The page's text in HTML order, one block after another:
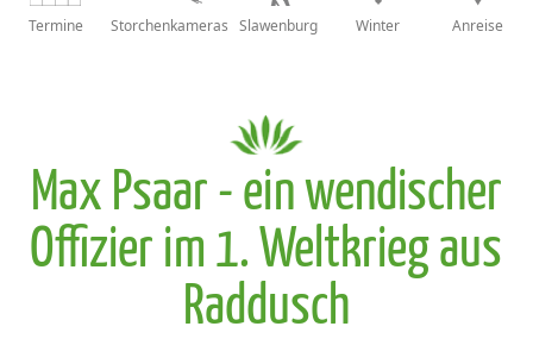
Termine Storchenkameras Slawenburg Winter Anreise
Max Psaar - ein wendischer
Offizier im 1. Weltkrieg aus
Raddusch